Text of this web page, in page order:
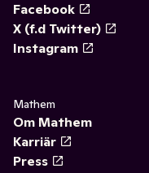
Facebook
X (f.d Twitter)
Instagram
Mathem
Om Mathem
Karriär
Press